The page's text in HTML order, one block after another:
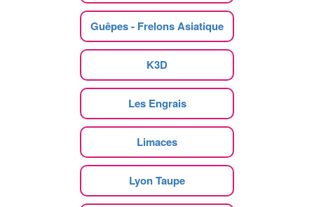
Guêpes - Frelons Asiatique
K3D
Les Engrais
Limaces
Lyon Taupe